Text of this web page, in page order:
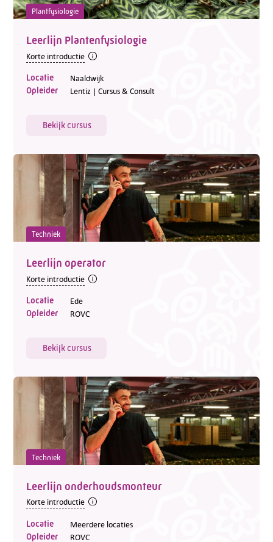
Plantfysiologie
Leerlijn Plantenfysiologie
Korte introductie
Locatie Naaldwijk
Opleider Lentiz | Cursus & Consult
Bekijk cursus
Techniek
Leerlijn operator
Korte introductie
Locatie Ede
Opleider ROVC
Bekijk cursus
Techniek
Leerlijn onderhoudsmonteur
Korte introductie
Locatie Meerdere locaties
Opleider ROVC